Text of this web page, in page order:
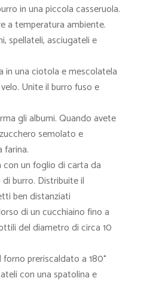
in una piccola casseruola.
a temperatura ambiente.
spellateli, asciugateli e
in una ciotola e mescolatela
Unite il burro fuso e
gli albumi. Quando avete
semolato e
con un foglio di carta da
burro. Distribuite il
ben distanziati
di un cucchiaino fino a
del diametro di circa 10
forno preriscaldato a 180°
con una spatolina e